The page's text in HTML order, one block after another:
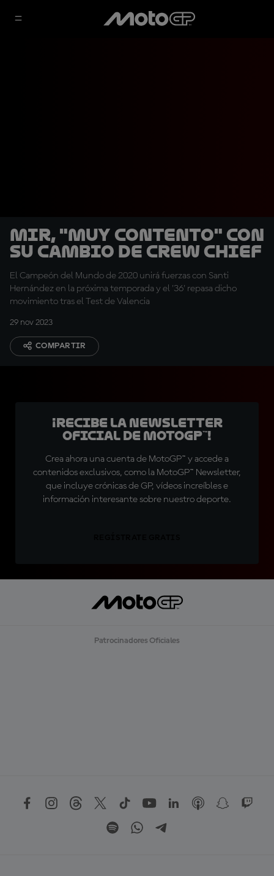
Mir, "muy contento" con
su cambio de Crew Chief
El Campeón del Mundo de 2020 unirá fuerzas con Santi
Hernández en la próxima temporada y el '36' repasa dicho
movimiento tras el Test de Valencia
29 nov 2023
COMPARTIR
¡Recibe la Newsletter
oficial de MotoGP™!
Crea ahora una cuenta de MotoGP™ y accede a
contenidos exclusivos, como la MotoGP™ Newsletter,
que incluye crónicas de GP, vídeos increíbles e
información interesante sobre nuestro deporte.
Patrocinadores Oficiales